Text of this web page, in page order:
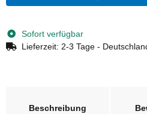
Sofort verfügbar
Lieferzeit: 2-3 Tage -
Beschreibung